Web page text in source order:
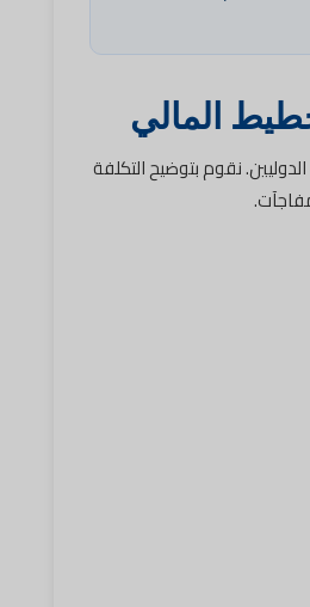
المالي
نقوم بتوضيح التكلفة